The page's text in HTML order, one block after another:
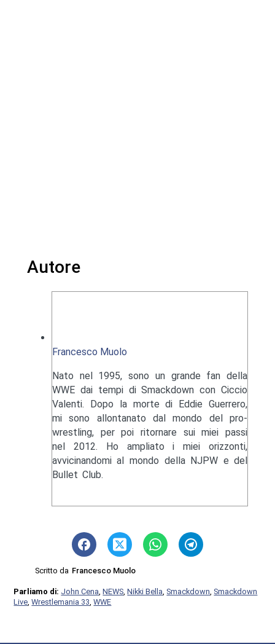
Autore
Francesco Muolo
Nato nel 1995, sono un grande fan della
WWE dai tempi di Smackdown con Ciccio
Valenti. Dopo la morte di Eddie Guerrero,
mi sono allontanato dal mondo del pro-
wrestling, per poi ritornare sui miei passi
nel 2012. Ho ampliato i miei orizzonti,
avvicinandomi al mondo della NJPW e del
Bullet Club.
Scritto da Francesco Muolo
Parliamo di: John Cena,NEWS,Nikki Bella,Smackdown,Smackdown
Live,Wrestlemania 33,WWE